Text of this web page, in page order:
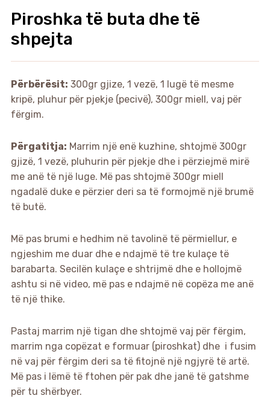
Piroshka të buta dhe të
shpejta
Përbërësit: 300gr gjize, 1 vezë, 1 lugë të mesme
kripë, pluhur për pjekje (pecivë), 300gr miell, vaj për
fërgim.
Përgatitja: Marrim një enë kuzhine, shtojmë 300gr
gjizë, 1 vezë, pluhurin për pjekje dhe i përziejmë mirë
me anë të një luge. Më pas shtojmë 300gr miell
ngadalë duke e përzier deri sa të formojmë një brumë
të butë.
Më pas brumi e hedhim në tavolinë të përmiellur, e
ngjeshim me duar dhe e ndajmë të tre kulaçe të
barabarta. Secilën kulaçe e shtrijmë dhe e hollojmë
ashtu si në video, më pas e ndajmë në copëza me anë
të një thike.
Pastaj marrim një tigan dhe shtojmë vaj për fërgim,
marrim nga copëzat e formuar (piroshkat) dhe i fusim
në vaj për fërgim deri sa të fitojnë një ngjyrë të artë.
Më pas i lëmë të ftohen për pak dhe janë të gatshme
për tu shërbyer.